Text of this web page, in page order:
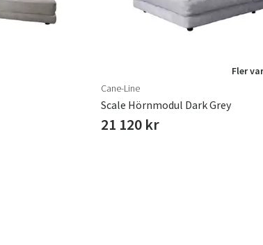
Fler
Cane-Line
Scale Hörnmodul Dark Grey
21 120 kr